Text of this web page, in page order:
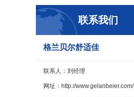
联系我们
格兰贝尔舒适佳
联系人：刘经理
网址：http://www.gelanbeier.com/